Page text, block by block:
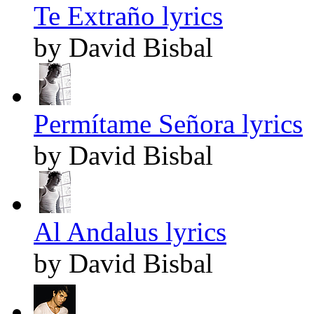
Te Extraño lyrics
by David Bisbal
Permítame Señora lyrics
by David Bisbal
Al Andalus lyrics
by David Bisbal